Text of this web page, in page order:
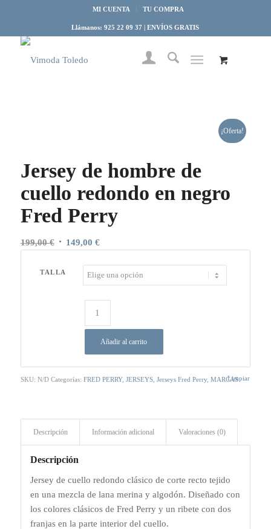
MI CUENTA TU COMPRA
Llámanos: 925 22 09 37 | ENVÍOS GRATIS
¡Oferta!
Jersey de hombre de
cuello redondo en negro
Fred Perry
199,00€ El
original
199,00 €.
149,00 €El
es:
149,00 €.
TALLA
Limpiar
Añadir al carrito
SKU: N/D Categorías: FRED PERRY, JERSEYS, Jerseys Fred Perry, MARCAS
Descripción Información adicional Valoraciones (0)
Descripción
Jersey de cuello redondo clásico de corte recto tejido
en una mezcla de lana merina y algodón. Diseñado con
los colores clásicos de Fred Perry y un ribete con dos
franjas en la parte interior del cuello.